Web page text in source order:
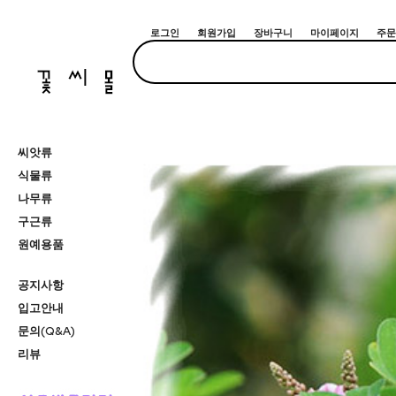
로그인 회원가입 장바구니 마이페이지 주
씨앗류
식물류
나무류
구근류
원예용품
공지사항
입고안내
문의(Q&A)
리뷰